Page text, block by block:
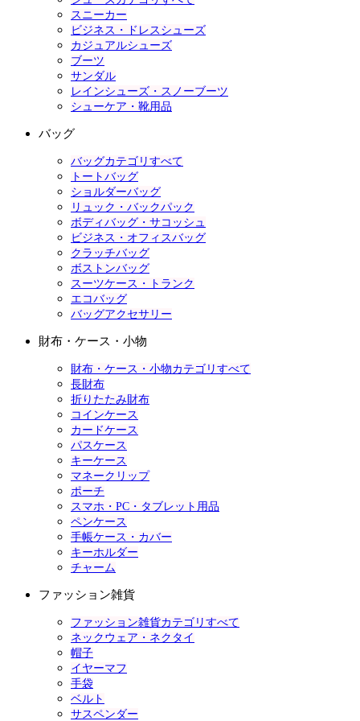
スニーカー
ビジネス・ドレスシューズ
カジュアルシューズ
ブーツ
サンダル
レインシューズ・スノーブーツ
シューケア・靴用品
バッグ
バッグカテゴリすべて
トートバッグ
ショルダーバッグ
リュック・バックパック
ボディバッグ・サコッシュ
ビジネス・オフィスバッグ
クラッチバッグ
ボストンバッグ
スーツケース・トランク
エコバッグ
バッグアクセサリー
財布・ケース・小物
財布・ケース・小物カテゴリすべて
長財布
折りたたみ財布
コインケース
カードケース
パスケース
キーケース
マネークリップ
ポーチ
スマホ・PC・タブレット用品
ペンケース
手帳ケース・カバー
キーホルダー
チャーム
ファッション雑貨
ファッション雑貨カテゴリすべて
ネックウェア・ネクタイ
帽子
イヤーマフ
手袋
ベルト
サスペンダー